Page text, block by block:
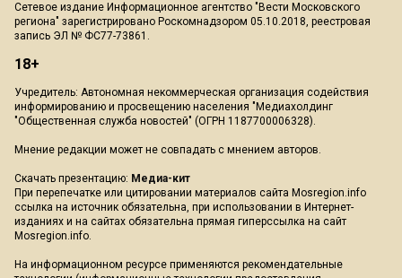
Сетевое издание Информационное агентство "Вести Московского
региона" зарегистрировано Роскомнадзором 05.10.2018, реестровая
запись ЭЛ № ФС77-73861.
18+
Учредитель: Автономная некоммерческая организация содействия
информированию и просвещению населения "Медиахолдинг
"Общественная служба новостей" (ОГРН 1187700006328).
Мнение редакции может не совпадать с мнением авторов.
Скачать презентацию: Медиа-кит
При перепечатке или цитировании материалов сайта Mosregion.info
ссылка на источник обязательна, при использовании в Интернет-
изданиях и на сайтах обязательна прямая гиперссылка на сайт
Mosregion.info.
На информационном ресурсе применяются рекомендательные